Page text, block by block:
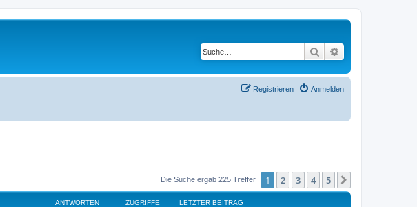
Suche
Anmelden
Registrieren
Die Suche ergab 225 Treffer 1 2 3 4 5
ANTWORTEN ZUGRIFFE LETZTER BEITRAG